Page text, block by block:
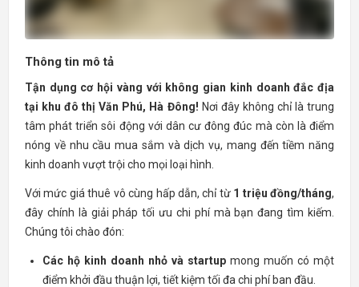
Thông tin mô tả
Tận dụng cơ hội vàng với không gian kinh doanh đắc địa
tại khu đô thị Văn Phú, Hà Đông! Nơi đây không chỉ là trung
tâm phát triển sôi động với dân cư đông đúc mà còn là điểm
nóng về nhu cầu mua sắm và dịch vụ, mang đến tiềm năng
kinh doanh vượt trội cho mọi loại hình.
Với mức giá thuê vô cùng hấp dẫn, chỉ từ 1 triệu đồng/tháng,
đây chính là giải pháp tối ưu chi phí mà bạn đang tìm kiếm.
Chúng tôi chào đón:
Các hộ kinh doanh nhỏ và startup mong muốn có một
điểm khởi đầu thuận lợi, tiết kiệm tối đa chi phí ban đầu.